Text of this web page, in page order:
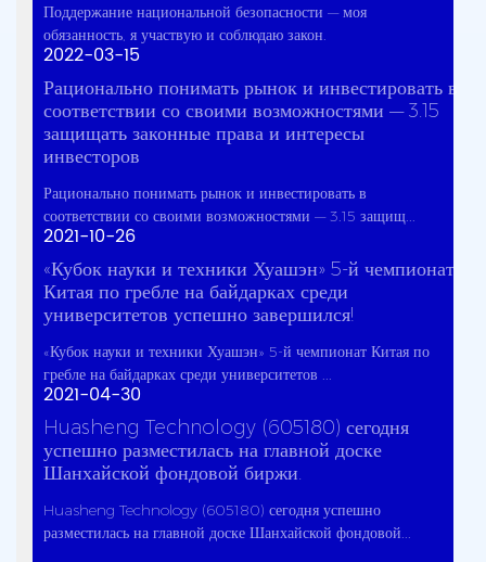
Поддержание национальной безопасности — моя
обязанность, я участвую и соблюдаю закон.
2022-03-15
Рационально понимать рынок и инвестировать в
соответствии со своими возможностями — 3.15
защищать законные права и интересы
инвесторов
Рационально понимать рынок и инвестировать в
соответствии со своими возможностями — 3.15 защищ...
2021-10-26
«Кубок науки и техники Хуашэн» 5-й чемпионат
Китая по гребле на байдарках среди
университетов успешно завершился!
«Кубок науки и техники Хуашэн» 5-й чемпионат Китая по
гребле на байдарках среди университетов ...
2021-04-30
Huasheng Technology (605180) сегодня
успешно разместилась на главной доске
Шанхайской фондовой биржи.
Huasheng Technology (605180) сегодня успешно
разместилась на главной доске Шанхайской фондовой...